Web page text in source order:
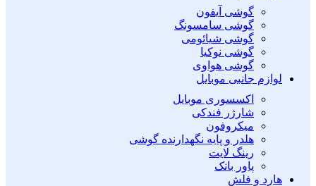
گوشی آیفون
گوشی سامسونگ
گوشی شیائومی
گوشی نوکیا
گوشی هواوی
لوازم جانبی موبایل
اکسسوری موبایل
شارژر فندکی
میکروفون
هلدر و پایه نگهدارنده گوشی
رینگ لایت
پاور بانک
هارد و فلش